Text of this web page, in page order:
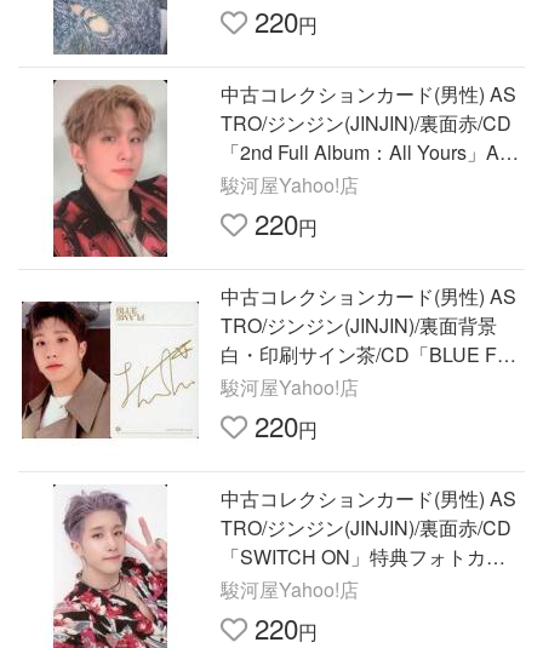
220円
中古コレクションカード(男性) AS
TRO/ジンジン(JINJIN)/裏面赤/CD
「2nd Full Album：All Yours」App
lemusic特典フォトカード
駿河屋Yahoo!店
220円
中古コレクションカード(男性) AS
TRO/ジンジン(JINJIN)/裏面背景
白・印刷サイン茶/CD「BLUE FLA
ME」(THE BOOK ver.)特典セル
駿河屋Yahoo!店
220円
中古コレクションカード(男性) AS
TRO/ジンジン(JINJIN)/裏面赤/CD
「SWITCH ON」特典フォトカー
ド
駿河屋Yahoo!店
220円